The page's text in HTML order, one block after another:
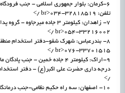
6-کرمان: بلوار جمهوری اسلامی - جنب
تلفن: 32818519-034<br />
7- زاهدان: کیلومتر 3 جاده
33216002-054<br />
8- بندرعباس: شهرک شقو-دفتر استخدام
33701515-076<br />
9-اراک: کیلومتر 4 جاده خمین -
/>
10- اصفهان: سه راه حکیم نظامی-جنب